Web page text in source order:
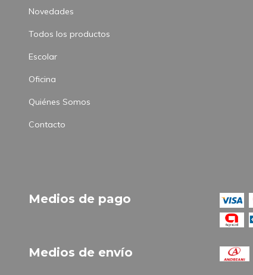
Novedades
Todos los productos
Escolar
Oficina
Quiénes Somos
Contacto
Medios de pago
Medios de envío